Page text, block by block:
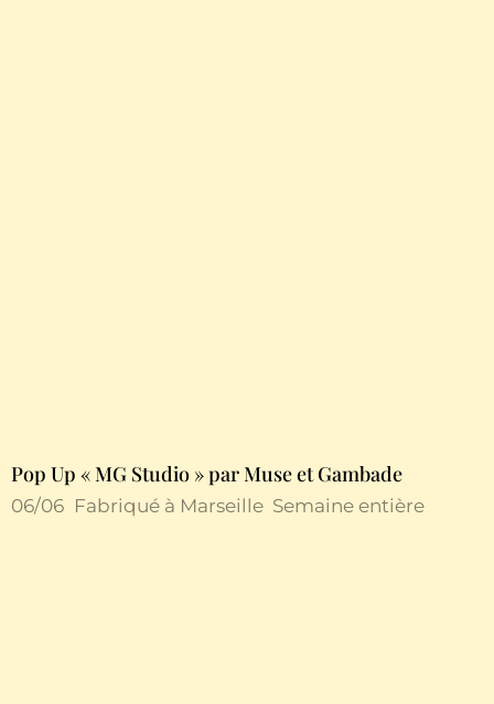
Pop Up « MG Studio » par Muse et Gambade
06/06 Fabriqué à Marseille Semaine entière